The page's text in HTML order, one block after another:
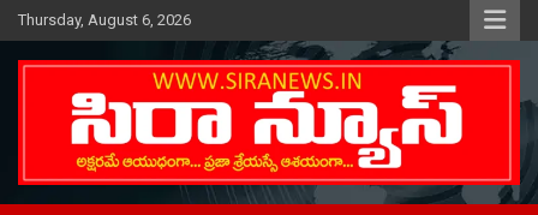
Skip
to
content
Thursday, August 6, 2026
Telugu Online News Daily